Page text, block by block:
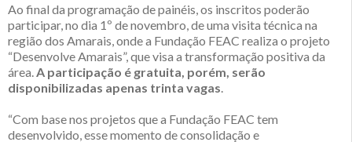
Ao final da programação de painéis, os inscritos poderão
participar, no dia 1º de novembro, de uma visita técnica na
região dos Amarais, onde a Fundação FEAC realiza o projeto
“Desenvolve Amarais”, que visa a transformação positiva da
área. A participação é gratuita, porém, serão
disponibilizadas apenas trinta vagas
“Com base nos projetos que a Fundação FEAC tem
desenvolvido, esse momento de consolidação e